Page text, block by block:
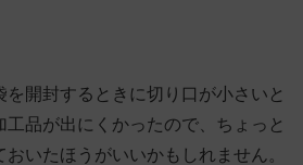
開封するときに切り口が小さいと
品が出にくかったので、ちょっと
いたほうがいいかもしれません。